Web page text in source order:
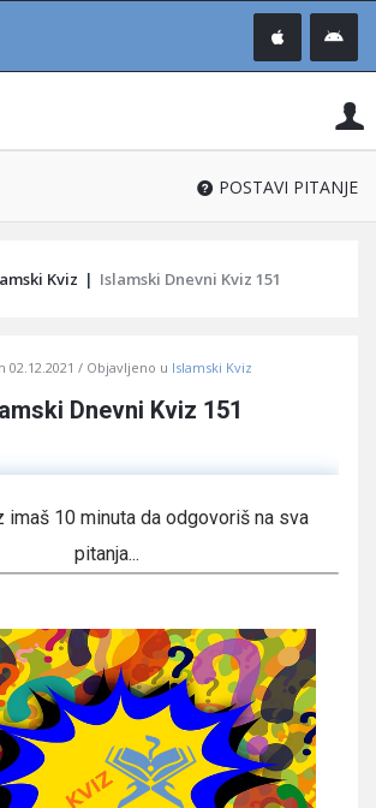
®
POSTAVI PITANJE
Kviz | Islamski Dnevni Kviz 151
02.12.2021 Objavljeno u Islamski Kviz
Dnevni Kviz 151
imaš 10 minuta da odgovoriš na sva
pitanja...